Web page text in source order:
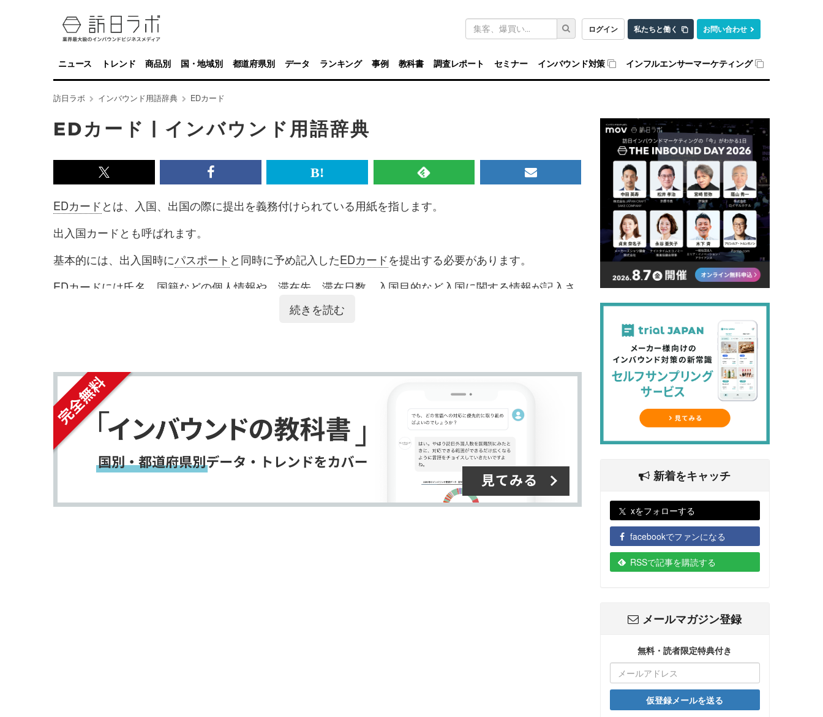
ログイン 私たちと働く お問い合わせ
キ
ワ
ド
検
索
ニュース トレンド 商品別 国・地域別 都道府県別 データ ランキング 事例 教科書 調査レポート セミナー インバウンド対策 インフルエンサーマーケティング
訪日ラボ インバウンド用語辞典 EDカード
EDカード | インバウンド用語辞典
x<br>
で
事
を
ェ
Facebook<br>
で
を
ェ
は
て
ッ
マ
ー
追
RSS
で
記
を
読
メ
す
EDカードとは、入国、出国の際に提出を義務付けられている用紙を指します。
出入国カードとも呼ばれます。
基本的には、出入国時にパスポート と同時に予め記入したEDカードを提出する必要があります。
EDカードには氏名、国籍などの個人情報や、滞在先、滞在日数、入国目的など入国に関する情報が記入さ
続きを読む
新着をキャッチ
xをフォローする
facebookでファンになる
RSSで記事を購読する
メールマガジン登録
無料・読者限定特典付き
仮登録メールを送る